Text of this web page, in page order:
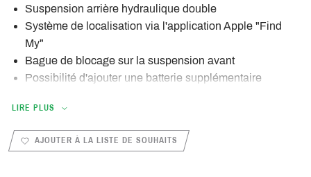
Suspension arrière hydraulique double
Système de localisation via l'application Apple "Find
My"
Bague de blocage sur la suspension avant
Possibilité d'ajouter une batterie supplémentaire
km (+-100 km à 25 km/h)
Freins à double disque (double pistons mécaniques)
Écran TFT intelligent 2,4" : répondez à votre appel +
LIRE PLUS
AJOUTER À LA LISTE DE SOUHAITS